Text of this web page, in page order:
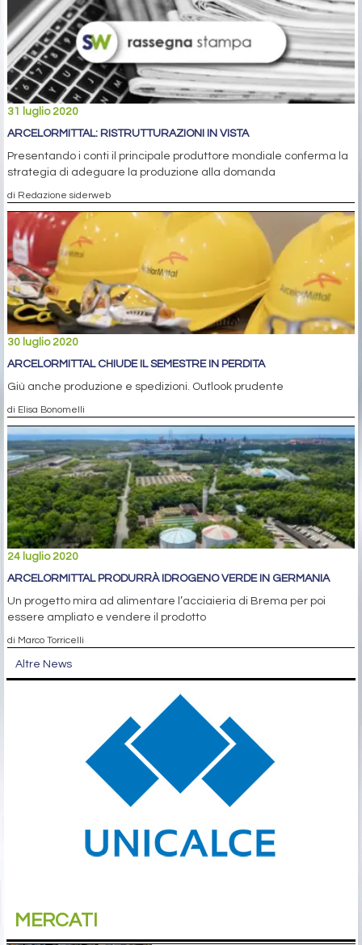
31 luglio 2020
ARCELORMITTAL: RISTRUTTURAZIONI IN VISTA
Presentando i conti il principale produttore mondiale conferma la
strategia di adeguare la produzione alla domanda
di Redazione siderweb
30 luglio 2020
ARCELORMITTAL CHIUDE IL SEMESTRE IN PERDITA
Giù anche produzione e spedizioni. Outlook prudente
di Elisa Bonomelli
24 luglio 2020
ARCELORMITTAL PRODURRÀ IDROGENO VERDE IN GERMANIA
Un progetto mira ad alimentare l’acciaieria di Brema per poi
essere ampliato e vendere il prodotto
di Marco Torricelli
Altre News
MERCATI